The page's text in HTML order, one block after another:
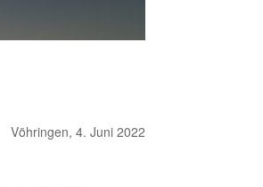
Vöhringen, 4. Juni 2022